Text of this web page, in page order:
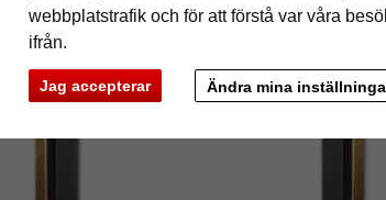
webbplatstrafik och för att förstå var våra
ifrån.
Jag accepterar Ändra mina